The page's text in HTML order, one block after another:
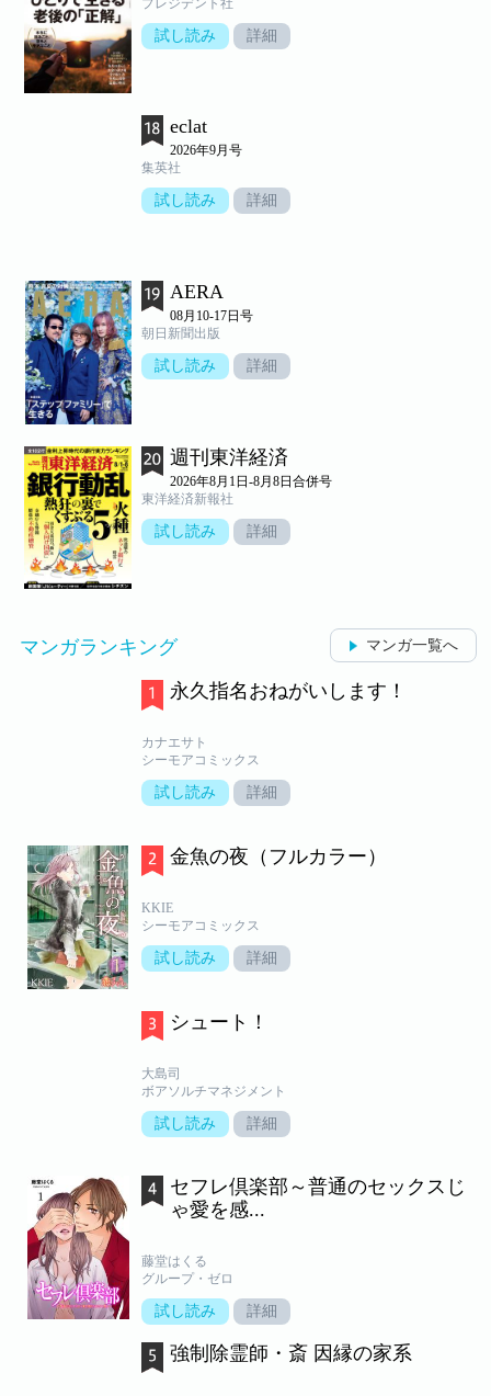
試し読み 詳細
eclat
2026年9月号
集英社
試し読み 詳細
AERA
08月10-17日号
朝日新聞出版
試し読み 詳細
週刊東洋経済
2026年8月1日-8月8日合併号
東洋経済新報社
試し読み 詳細
マンガランキング マンガ一覧へ
永久指名おねがいします！
カナエサト
シーモアコミックス
試し読み 詳細
金魚の夜（フルカラー）
KKIE
シーモアコミックス
試し読み 詳細
シュート！
大島司
ボアソルチマネジメント
試し読み 詳細
セフレ倶楽部～普通のセックスじ
ゃ愛を感...
藤堂はくる
グループ・ゼロ
試し読み 詳細
強制除霊師・斎 因縁の家系